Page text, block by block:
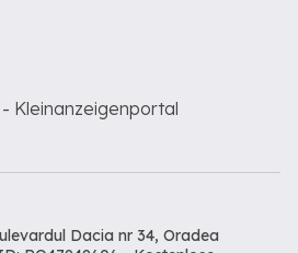
- Kleinanzeigenportal
Dacia nr 34, Oradea